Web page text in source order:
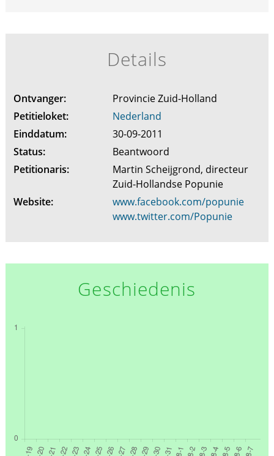
Details
Ontvanger:
Provincie Zuid-Holland
Petitieloket:
Nederland
Einddatum:
30-09-2011
Status:
Beantwoord
Petitionaris:
Martin Scheijgrond, directeur
Zuid-Hollandse Popunie
Website:
www.facebook.com/popunie
www.twitter.com/Popunie
Geschiedenis